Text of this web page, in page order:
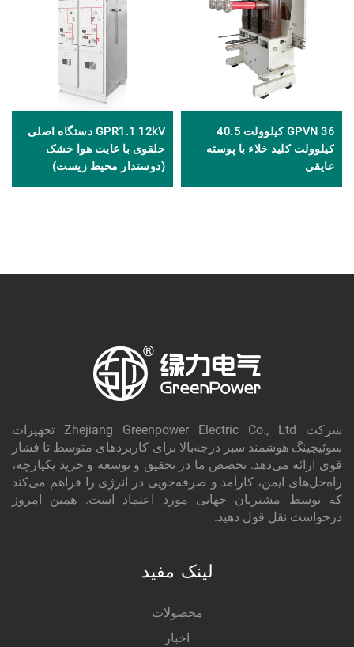
GPVN 36 کیلوولت 40.5
کیلوولت کلید خلاء با پوسته
عایقی
GPR1.1 12kV دستگاه اصلی
حلقوی با عایت هوا خشک
(دوستدار محیط زیست)
شرکت Zhejiang Greenpower Electric Co., Ltd تجهیزات
سوئیچینگ هوشمند سبز درجه‌بالا برای کاربردهای متوسط تا فشار
قوی ارائه می‌دهد. تخصص ما در تحقیق و توسعه و خرید یکپارچه،
راه‌حل‌های ایمن، کارآمد و صرفه‌جویی در انرژی را فراهم می‌کند
که توسط مشتریان جهانی مورد اعتماد است. همین امروز
درخواست نقل قول دهید.
لینک مفید
محصولات
اخبار